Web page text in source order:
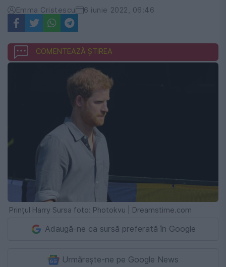
Emma Cristescu 6 iunie 2022, 06:46
COMENTEAZĂ ȘTIREA
Prințul Harry Sursa foto: Photokvu | Dreamstime.com
Adaugă-ne ca sursă preferată în Google
Urmărește-ne pe Google News